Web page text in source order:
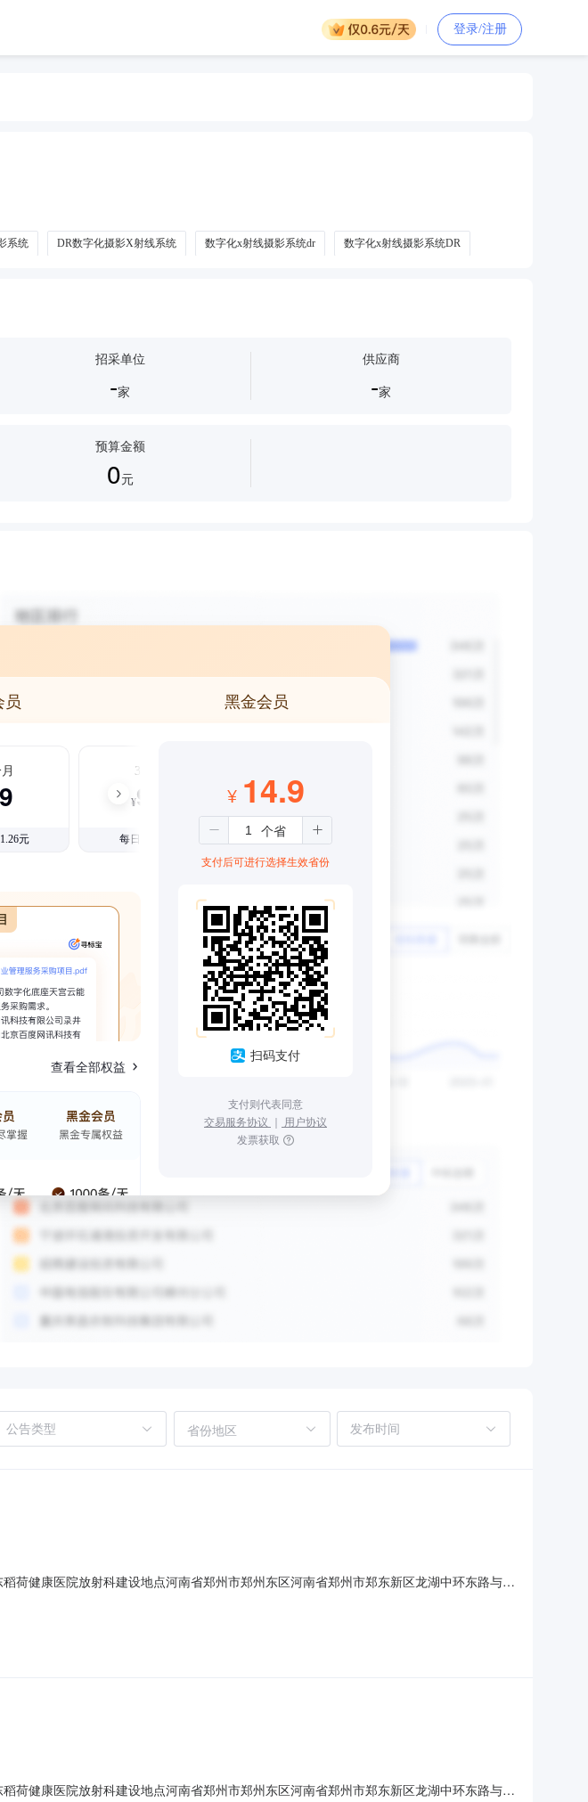
登录/注册
系统 DR数字化摄影X射线系统 数字化x射线摄影系统dr 数字化x射线摄影系统DR
招采单位
-家
供应商
-家
预算金额
0元
黑金会员
元
3个月
¥99
每日仅1.08元
查看全部权益
¥ 14.9
支付后可进行选择生效省份
扫码支付
支付则代表同意
交易服务协议 ｜ 用户协议
发票获取
省份地区
健康医院放射科建设地点河南省郑州市郑州东区河南省郑州市郑东新区龙湖中环东路与秋
《建设项目环境影响评价分类管理名录》中应当填报环境影响登记表的建设项目，属于第
健康医院放射科建设地点河南省郑州市郑州东区河南省郑州市郑东新区龙湖中环东路与秋